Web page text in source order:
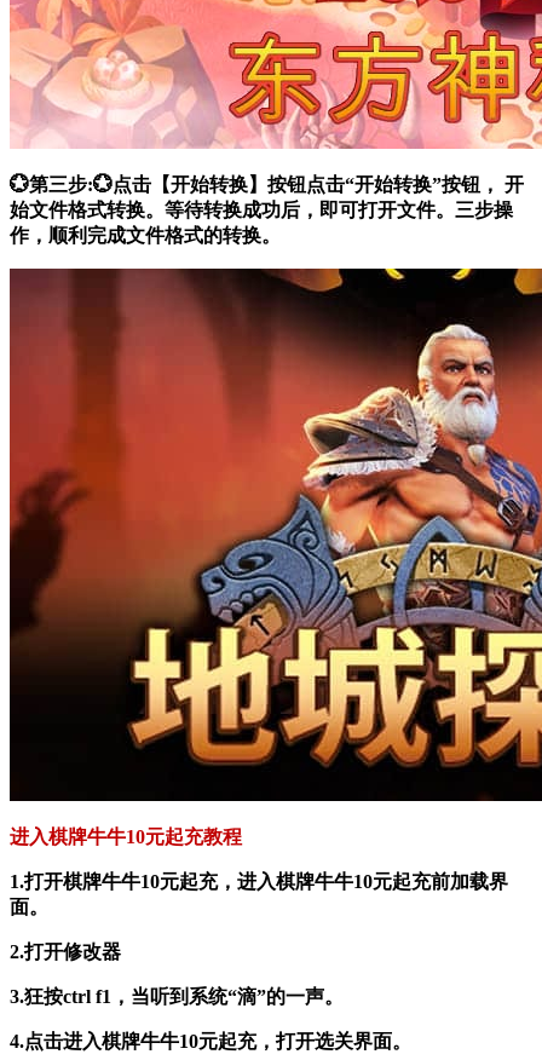
💮第三步:💮点击【开始转换】按钮点击“开始转换”按钮， 开
始文件格式转换。等待转换成功后，即可打开文件。三步操
作，顺利完成文件格式的转换。
进入棋牌牛牛10元起充教程
1.打开棋牌牛牛10元起充，进入棋牌牛牛10元起充前加载界
面。
2.打开修改器
3.狂按ctrl f1，当听到系统“滴”的一声。
4.点击进入棋牌牛牛10元起充，打开选关界面。